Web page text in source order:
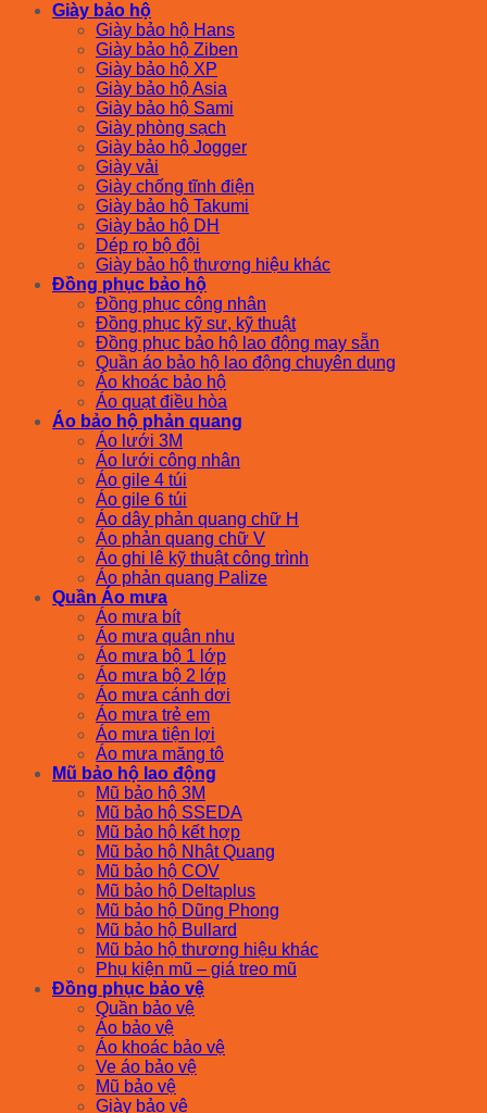
Giày bảo hộ
Giày bảo hộ Hans
Giày bảo hộ Ziben
Giày bảo hộ XP
Giày bảo hộ Asia
Giày bảo hộ Sami
Giày phòng sạch
Giày bảo hộ Jogger
Giày vải
Giày chống tĩnh điện
Giày bảo hộ Takumi
Giày bảo hộ DH
Dép rọ bộ đội
Giày bảo hộ thương hiệu khác
Đồng phục bảo hộ
Đồng phục công nhân
Đồng phục kỹ sư, kỹ thuật
Đồng phục bảo hộ lao động may sẵn
Quần áo bảo hộ lao động chuyên dụng
Áo khoác bảo hộ
Áo quạt điều hòa
Áo bảo hộ phản quang
Áo lưới 3M
Áo lưới công nhân
Áo gile 4 túi
Áo gile 6 túi
Áo dây phản quang chữ H
Áo phản quang chữ V
Áo ghi lê kỹ thuật công trình
Áo phản quang Palize
Quần Áo mưa
Áo mưa bít
Áo mưa quân nhu
Áo mưa bộ 1 lớp
Áo mưa bộ 2 lớp
Áo mưa cánh dơi
Áo mưa trẻ em
Áo mưa tiện lợi
Áo mưa măng tô
Mũ bảo hộ lao động
Mũ bảo hộ 3M
Mũ bảo hộ SSEDA
Mũ bảo hộ kết hợp
Mũ bảo hộ Nhật Quang
Mũ bảo hộ COV
Mũ bảo hộ Deltaplus
Mũ bảo hộ Dũng Phong
Mũ bảo hộ Bullard
Mũ bảo hộ thương hiệu khác
Phụ kiện mũ – giá treo mũ
Đồng phục bảo vệ
Quần bảo vệ
Áo bảo vệ
Áo khoác bảo vệ
Ve áo bảo vệ
Mũ bảo vệ
Giày bảo vệ